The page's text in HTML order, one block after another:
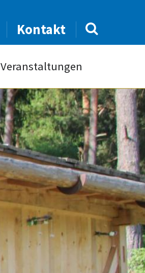
Kontakt
Veranstaltungen